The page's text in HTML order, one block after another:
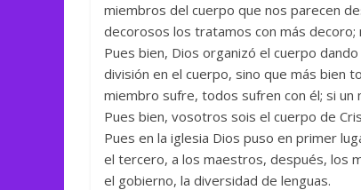
miembros del cuerpo que nos parecen
decorosos los tratamos con más
Pues bien, Dios organizó el cuerpo
división en el cuerpo, sino que más bien
miembro sufre, todos sufren con él; si
Pues bien, vosotros sois el cuerpo de
Pues en la iglesia Dios puso en primer
el tercero, a los maestros, después, los
el gobierno, la diversidad de lenguas.